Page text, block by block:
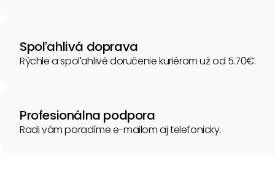
Spoľahlivá doprava
Rýchle a spoľahlivé doručenie kuriérom už od 5.70€.
Profesionálna podpora
Radi vám poradíme e-mailom aj telefonicky.